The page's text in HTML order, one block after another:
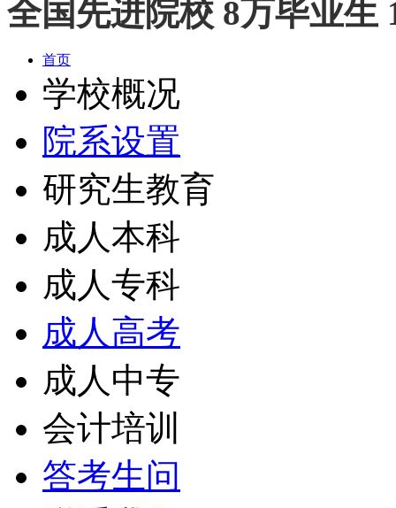
全国先进院校 8万毕业生
首页
学校概况
院系设置
研究生教育
成人本科
成人专科
成人高考
成人中专
会计培训
答考生问